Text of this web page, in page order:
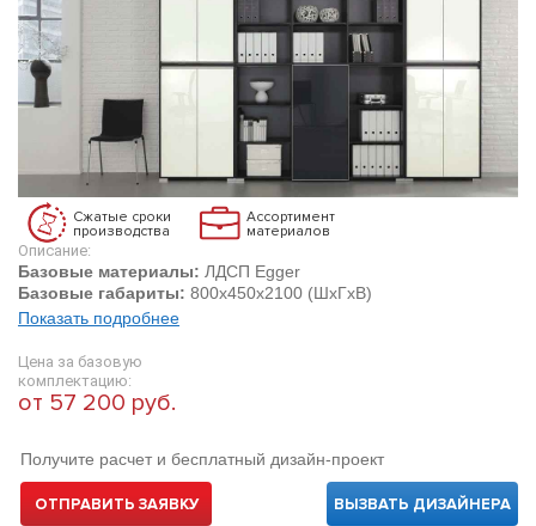
Сжатые сроки
производства
Ассортимент
материалов
Описание:
Базовые материалы: ЛДСП Egger
Базовые габариты: 800х450х2100 (ШхГхВ)
Показать подробнее
Цена за базовую
комплектацию:
от 57 200 руб.
Получите расчет и бесплатный дизайн-проект
ОТПРАВИТЬ ЗАЯВКУ ВЫЗВАТЬ ДИЗАЙНЕРА